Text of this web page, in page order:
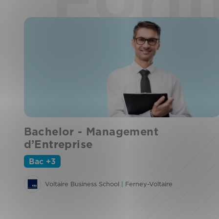
Bachelor - Management
d’Entreprise
Bac +3
Voltaire Business School | Ferney-Voltaire